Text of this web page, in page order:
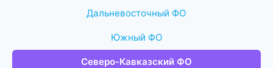
Дальневосточный ФО
Южный ФО
Северо-Кавказский ФО